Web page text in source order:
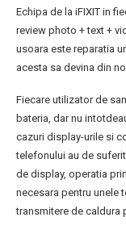
Echipa de la iFIXIT in
review photo + text +
usoara este reparatia
acesta sa devina din
Fiecare utilizator de
bateria, dar nu
cazuri display-urile si
telefonului au de
de display, operatia
necesara pentru unele
transmitere de caldura